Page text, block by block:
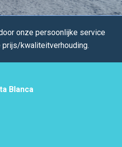
onze persoonlijke service
kwaliteitverhouding.
Blanca